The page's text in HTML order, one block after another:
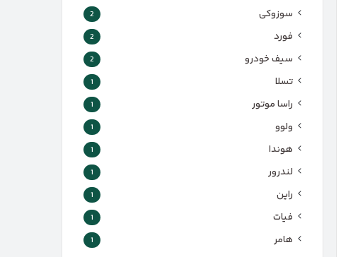
سوزوکی 2
فورد 2
سیف خودرو 2
تسلا 1
راسا موتور 1
ولوو 1
هوندا 1
لندرور 1
راین 1
فیات 1
هامر 1